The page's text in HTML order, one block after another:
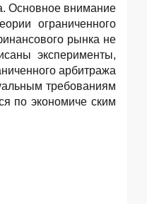
Основное внимание
ограниченного
рынка не
эксперименты,
арбитража
требованиям
по экономиче ским